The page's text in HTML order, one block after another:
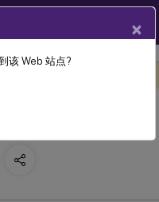
2305
Citrix 用户配
×
该 Web 站点?